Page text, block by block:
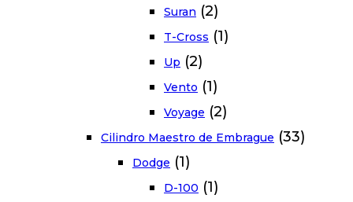
Suran (2)
T-Cross (1)
Up (2)
Vento (1)
Voyage (2)
Cilindro Maestro de Embrague (33)
Dodge (1)
D-100 (1)